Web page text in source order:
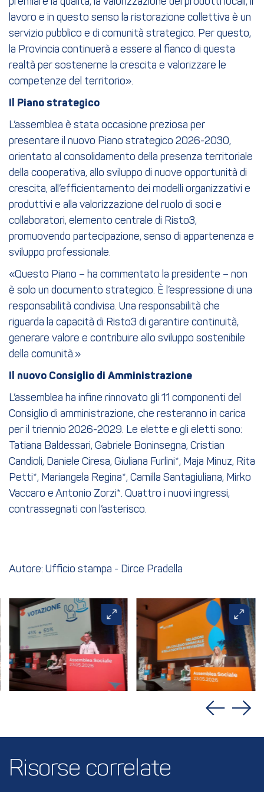
lavoro e in questo senso la ristorazione collettiva è un
servizio pubblico e di comunità strategico. Per questo,
la Provincia continuerà a essere al fianco di questa
realtà per sostenerne la crescita e valorizzare le
competenze del territorio».
Il Piano strategico
L’assemblea è stata occasione preziosa per
presentare il nuovo Piano strategico 2026-2030,
orientato al consolidamento della presenza territoriale
della cooperativa, allo sviluppo di nuove opportunità di
crescita, all’efficientamento dei modelli organizzativi e
produttivi e alla valorizzazione del ruolo di soci e
collaboratori, elemento centrale di Risto3,
promuovendo partecipazione, senso di appartenenza e
sviluppo professionale.
«Questo Piano – ha commentato la presidente – non
è solo un documento strategico. È l’espressione di una
responsabilità condivisa. Una responsabilità che
riguarda la capacità di Risto3 di garantire continuità,
generare valore e contribuire allo sviluppo sostenibile
della comunità.»
Il nuovo Consiglio di Amministrazione
L’assemblea ha infine rinnovato gli 11 componenti del
Consiglio di amministrazione, che resteranno in carica
per il triennio 2026-2029. Le elette e gli eletti sono:
Tatiana Baldessari, Gabriele Boninsegna, Cristian
Candioli, Daniele Ciresa, Giuliana Furlini*, Maja Minuz, Rita
Petti*, Mariangela Regina*, Camilla Santagiuliana, Mirko
Vaccaro e Antonio Zorzi*. Quattro i nuovi ingressi,
contrassegnati con l’asterisco.
Autore: Ufficio stampa - Dirce Pradella
Risorse correlate